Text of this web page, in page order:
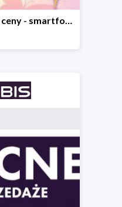
Wiosenne super ceny - smartfony TCL w Vobis do -30 zł